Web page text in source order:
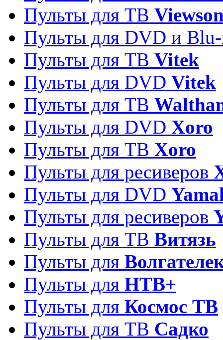
Пульты для ТВ
Пульты для DVD и
Пульты для ТВ Vitek
Пульты для DVD Vitek
Пульты для ТВ
Пульты для DVD Xoro
Пульты для ТВ Xoro
Пульты для ресиверов
Пульты для DVD
Пульты для ресиверов
Пульты для ТВ Витязь
Пульты для
Пульты для НТВ+
Пульты для Космос ТВ
Пульты для ТВ Садко